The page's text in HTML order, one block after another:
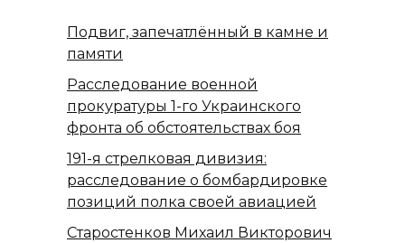
Подвиг, запечатлённый в камне и
памяти
Расследование военной
прокуратуры 1-го Украинского
фронта об обстоятельствах боя
191-я стрелковая дивизия:
расследование о бомбардировке
позиций полка своей авиацией
Старостенков Михаил Викторович